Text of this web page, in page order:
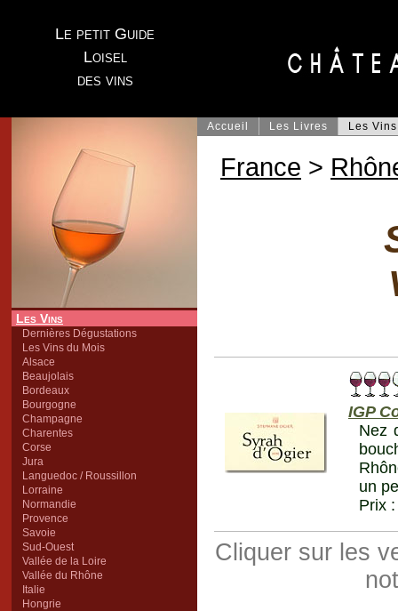
Le petit Guide
Loisel
des vins
Les Vins
Dernières Dégustations
Les Vins du Mois
Alsace
Beaujolais
Bordeaux
Bourgogne
Champagne
Charentes
Corse
Jura
Languedoc / Roussillon
Lorraine
Normandie
Provence
Savoie
Sud-Ouest
Vallée de la Loire
Vallée du Rhône
Italie
Hongrie
Accueil Les Livres Les Vins
France >
IGP
Nez
un
Prix
Cliquer sur les